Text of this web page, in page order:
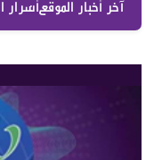
آخر أخبار الموقع :